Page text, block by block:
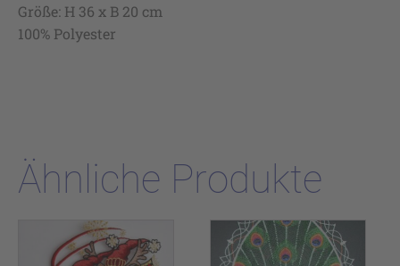
Größe: H 36 x B 20 cm
100% Polyester
Ähnliche Produkte